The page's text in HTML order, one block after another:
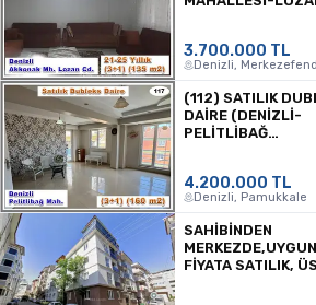
3.700.000 TL
Denizli,
(112) SATILIK
DAİRE (DENIZLI-
PELITLIBAĞ
4.200.000 TL
Denizli, Pamukkale
SAHIBINDEN
MERKEZDE,UYGUN
FIYATA SATILIK,